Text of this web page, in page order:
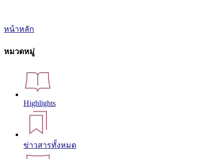
หน้าหลัก
หมวดหมู่
Highlights
ข่าวสารทั้งหมด